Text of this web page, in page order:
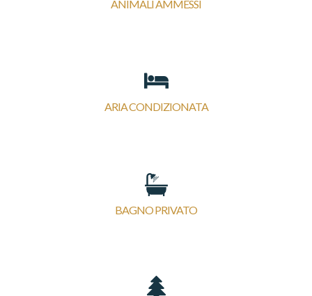
ANIMALI AMMESSI
ARIA CONDIZIONATA
BAGNO PRIVATO